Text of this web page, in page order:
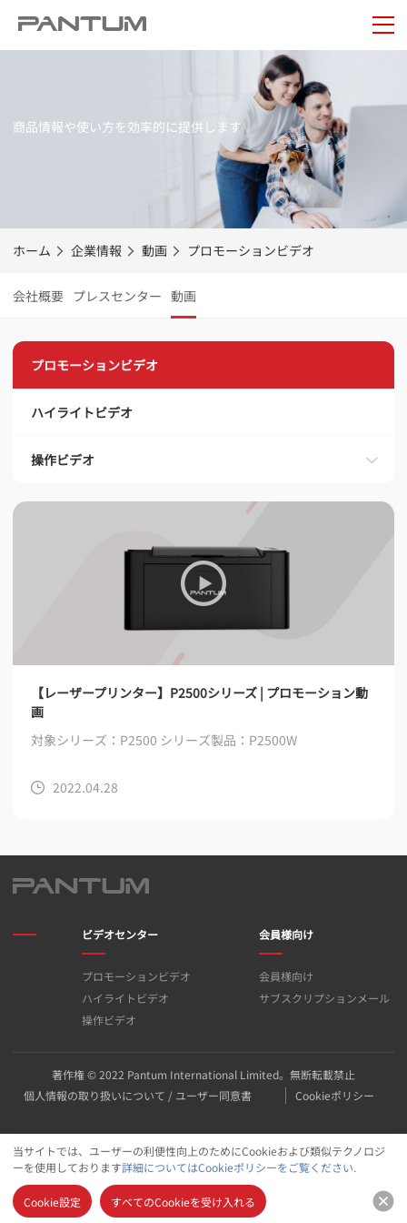
商品情報や使い方を効率的に提供します
ホーム 企業情報 動画 プロモーションビデオ
会社概要 プレスセンター 動画
プロモーションビデオ
ハイライトビデオ
操作ビデオ
【レーザープリンター】P2500シリーズ | プロモーション動
画
対象シリーズ：P2500 シリーズ製品：P2500W
2022.04.28
ビデオセンター
プロモーションビデオ
ハイライトビデオ
操作ビデオ
会員様向け
会員様向け
サブスクリプションメール
著作権 © 2022 Pantum International Limited。無断転載禁止
個人情報の取り扱いについて / ユーザー同意書
Cookieポリシー
当サイトでは、ユーザーの利便性向上のためにCookieおよび類似テクノロジ
ーを使用しております詳細についてはCookieポリシーをご覧ください.
Cookie設定 すべてのCookieを受け入れる